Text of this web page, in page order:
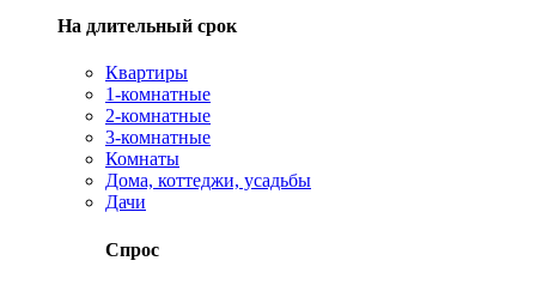
На длительный срок
Квартиры
1-комнатные
2-комнатные
3-комнатные
Комнаты
Дома, коттеджи, усадьбы
Дачи
Спрос